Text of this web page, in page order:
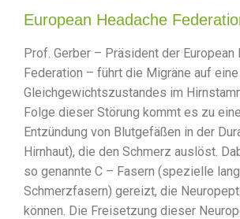
European Headache
Prof. Gerber – Präsident der European
Federation – führt die Migräne auf
Gleichgewichtszustandes im
Folge dieser Störung kommt es zu
Entzündung von Blutgefäßen in der
Hirnhaut), die den Schmerz auslöst.
so genannte C – Fasern (spezielle
Schmerzfasern) gereizt, die
können. Die Freisetzung dieser